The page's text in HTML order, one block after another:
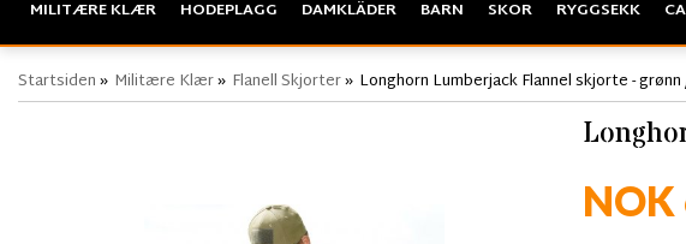
MILITÆRE KLÆR HODEPLAGG DAMKLÄDER BARN SKOR RYGGSEKK
Startsiden» Militære Klær» Flanell Skjorter» Longhorn Lumberjack Flannel skjorte -
NOK